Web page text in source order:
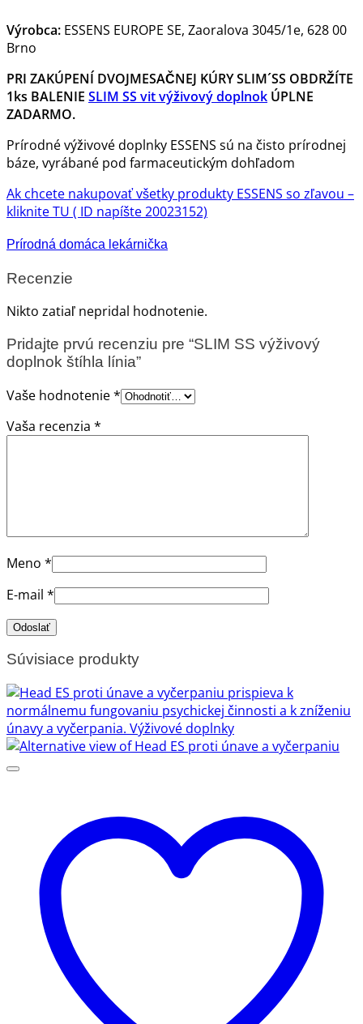
Výrobca: ESSENS EUROPE SE, Zaoralova 3045/1e, 628 00
Brno
PRI ZAKÚPENÍ DVOJMESAČNEJ KÚRY SLIM´SS OBDRŽÍTE
1ks BALENIE SLIM SS vit výživový doplnok ÚPLNE
ZADARMO.
Prírodné výživové doplnky ESSENS sú na čisto prírodnej
báze, vyrábané pod farmaceutickým dohľadom
Ak chcete nakupovať všetky produkty ESSENS so zľavou –
kliknite TU ( ID napíšte 20023152)
Prírodná domáca lekárnička
Recenzie
Nikto zatiaľ nepridal hodnotenie.
Pridajte prvú recenziu pre “SLIM SS výživový
doplnok štíhla línia”
Vaše hodnotenie*
Vaša recenzia *
Meno *
E-mail *
Súvisiace produkty